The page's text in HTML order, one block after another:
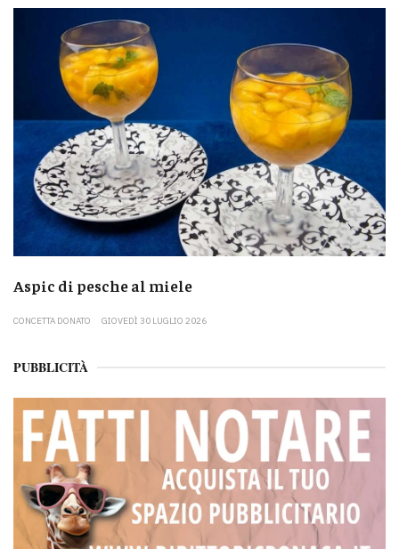
Aspic di pesche al miele
CONCETTA DONATO GIOVEDÌ 30 LUGLIO 2026
PUBBLICITÀ